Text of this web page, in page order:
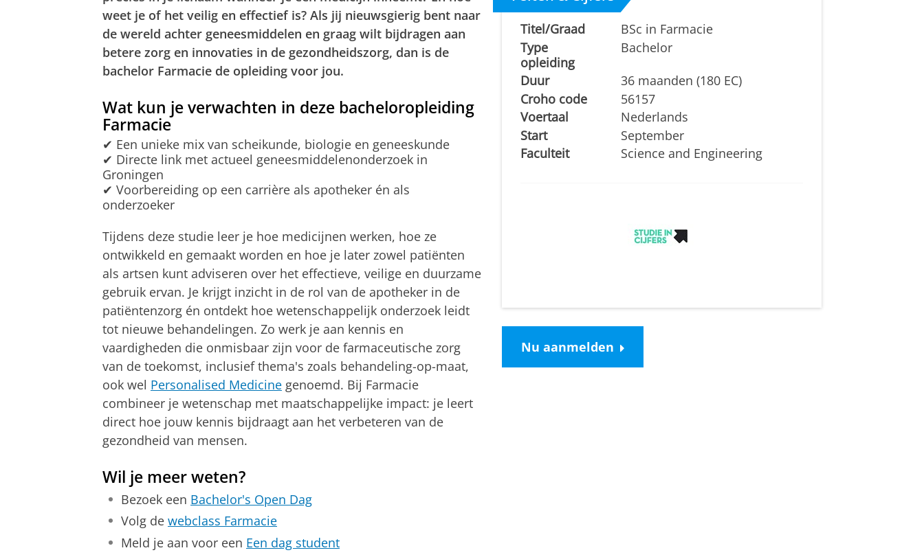
weet je of het veilig en effectief is? Als jij nieuwsgierig bent naar
de wereld achter geneesmiddelen en graag wilt bijdragen aan
betere zorg en innovaties in de gezondheidszorg, dan is de
bachelor Farmacie de opleiding voor jou.
Wat kun je verwachten in deze bacheloropleiding
Farmacie
✔ Een unieke mix van scheikunde, biologie en geneeskunde
✔ Directe link met actueel geneesmiddelenonderzoek in
Groningen
✔ Voorbereiding op een carrière als apotheker én als
onderzoeker
Tijdens deze studie leer je hoe medicijnen werken, hoe ze
ontwikkeld en gemaakt worden en hoe je later zowel patiënten
als artsen kunt adviseren over het effectieve, veilige en duurzame
gebruik ervan. Je krijgt inzicht in de rol van de apotheker in de
patiëntenzorg én ontdekt hoe wetenschappelijk onderzoek leidt
tot nieuwe behandelingen. Zo werk je aan kennis en
vaardigheden die onmisbaar zijn voor de farmaceutische zorg
van de toekomst, inclusief thema's zoals behandeling-op-maat,
ook wel Personalised Medicine genoemd. Bij Farmacie
combineer je wetenschap met maatschappelijke impact: je leert
direct hoe jouw kennis bijdraagt aan het verbeteren van de
gezondheid van mensen.
Wil je meer weten?
Bezoek een Bachelor's Open Dag
Volg de webclass Farmacie
Meld je aan voor een Een dag student
Titel/Graad
BSc in Farmacie
Type
opleiding
Bachelor
Duur
36 maanden (180 EC)
Croho code
56157
Voertaal
Nederlands
Start
September
Faculteit
Science and Engineering
Nu aanmelden